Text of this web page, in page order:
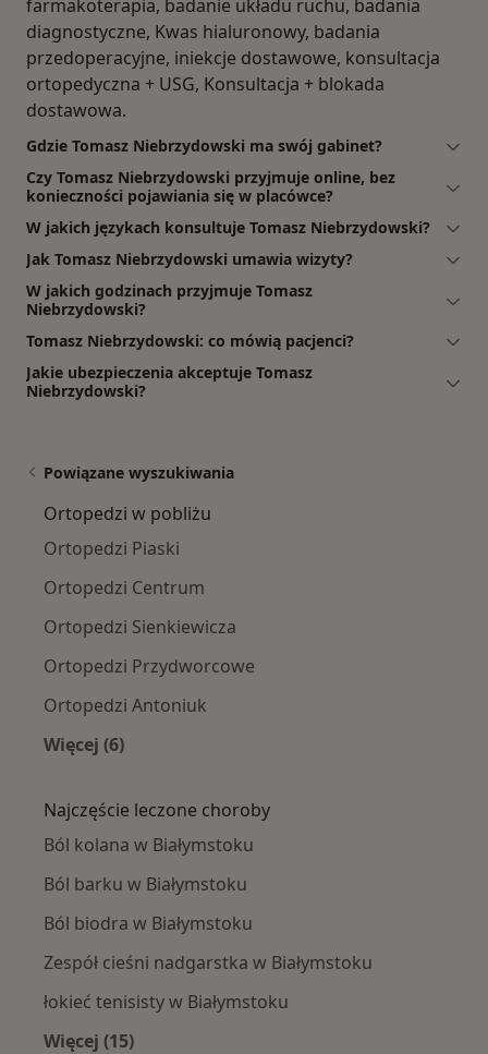
farmakoterapia, badanie układu ruchu, badania
diagnostyczne, Kwas hialuronowy, badania
przedoperacyjne, iniekcje dostawowe, konsultacja
ortopedyczna + USG, Konsultacja + blokada
dostawowa.
Gdzie Tomasz Niebrzydowski ma swój gabinet?
Czy Tomasz Niebrzydowski przyjmuje online, bez
konieczności pojawiania się w placówce?
W jakich językach konsultuje Tomasz Niebrzydowski?
Jak Tomasz Niebrzydowski umawia wizyty?
W jakich godzinach przyjmuje Tomasz
Niebrzydowski?
Tomasz Niebrzydowski: co mówią pacjenci?
Jakie ubezpieczenia akceptuje Tomasz
Niebrzydowski?
Powiązane wyszukiwania
Ortopedzi w pobliżu
Ortopedzi Piaski
Ortopedzi Centrum
Ortopedzi Sienkiewicza
Ortopedzi Przydworcowe
Ortopedzi Antoniuk
Więcej (6)
Najczęście leczone choroby
Ból kolana w Białymstoku
Ból barku w Białymstoku
Ból biodra w Białymstoku
Zespół cieśni nadgarstka w Białymstoku
łokieć tenisisty w Białymstoku
Więcej (15)